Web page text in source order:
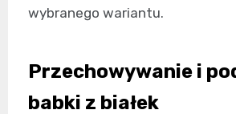
wybranego wariantu.
Przechowywanie i
babki z białek